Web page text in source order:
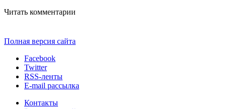
Читать комментарии
Полная версия сайта
Facebook
Twitter
RSS-ленты
E-mail рассылка
Контакты